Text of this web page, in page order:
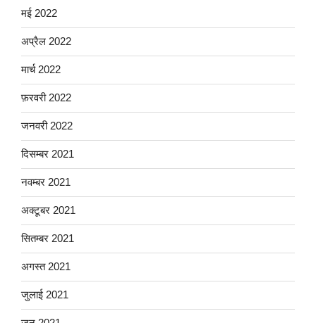
मई 2022
अप्रैल 2022
मार्च 2022
फ़रवरी 2022
जनवरी 2022
दिसम्बर 2021
नवम्बर 2021
अक्टूबर 2021
सितम्बर 2021
अगस्त 2021
जुलाई 2021